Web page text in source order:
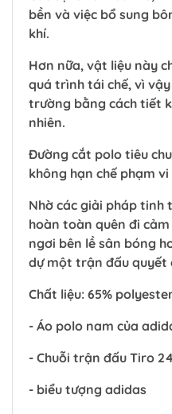
bền và việc bổ sung
khí.
Hơn nữa, vật liệu này
quá trình tái chế, vì
trường bằng cách tiết
nhiên.
Đường cắt polo tiêu
không hạn chế phạm
Nhờ các giải pháp tinh
hoàn toàn quên đi
ngơi bên lề sân bóng
dự một trận đấu quyết
Chất liệu: 65%
- Áo polo nam của
- Chuỗi trận đấu Tiro 24
- biểu tượng adidas